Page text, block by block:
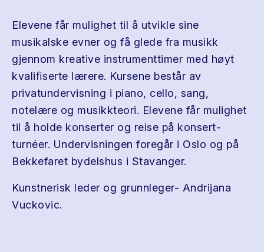
Elevene får mulighet til å utvikle sine
musikalske evner og få glede fra musikk
gjennom kreative instrumenttimer med høyt
kvaliﬁserte lærere. Kursene består av
privatundervisning i piano, cello, sang,
notelære og musikkteori. Elevene får mulighet
til å holde konserter og reise på konsert-
turnéer. Undervisningen foregår i Oslo og på
Bekkefaret bydelshus i Stavanger.
Kunstnerisk leder og grunnleger- Andrijana
Vuckovic.